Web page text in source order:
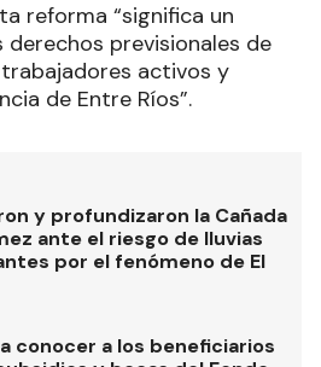
reforma “significa un
previsionales de
activos y
de Entre Ríos”.
y profundizaron la Cañada
ante el riesgo de lluvias
por el fenómeno de El
conocer a los beneficiarios